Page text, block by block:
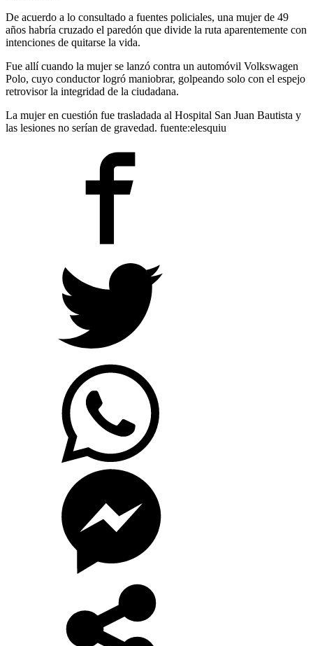
De acuerdo a lo consultado a fuentes policiales, una mujer de 49
años habría cruzado el paredón que divide la ruta aparentemente con
intenciones de quitarse la vida.
Fue allí cuando la mujer se lanzó contra un automóvil Volkswagen
Polo, cuyo conductor logró maniobrar, golpeando solo con el espejo
retrovisor la integridad de la ciudadana.
La mujer en cuestión fue trasladada al Hospital San Juan Bautista y
las lesiones no serían de gravedad. fuente:elesquiu